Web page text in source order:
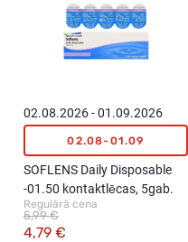
02.08.2026 - 01.09.2026
02.08-01.09
SOFLENS Daily Disposable
-01.50 kontaktlēcas, 5gab.
Regulārā cena
4,79 €
5,99 €